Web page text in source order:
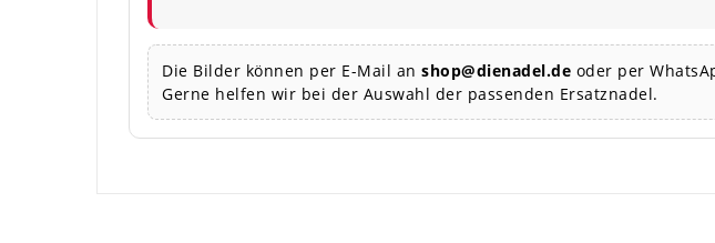
Die Bilder können per E-Mail an shop@dienadel.de oder per
Gerne helfen wir bei der Auswahl der passenden Ersatznadel.